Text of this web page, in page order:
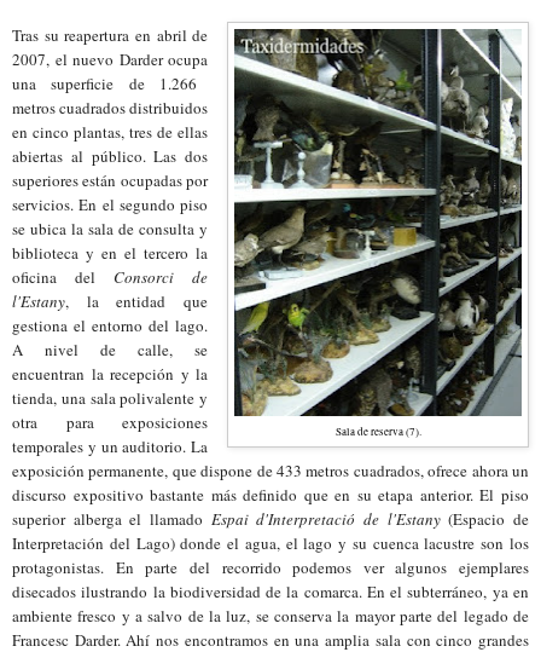
Sala de reserva (7).
Tras su reapertura en abril de
2007, el nuevo Darder ocupa
una superficie de1.266
metros cuadradosdistribuidos
encinco plantas, tres de ellas
abiertas al público.Las dos
superiores están ocupadas por
servicios. En el segundo piso
se ubica la sala de consulta y
biblioteca y en el tercerola
oficina delConsorci de
l'Estany, la entidad que
gestiona elentorno del lago.
Anivel de calle, se
encuentran la recepción y la
tienda, unasala polivalente y
otra para exposiciones
temporales y un auditorio. La
exposición permanente, que dispone de 433 metros cuadrados,ofrece ahora un
discurso expositivo bastante más definido que en su etapa anterior. El piso
superior alberga el llamado Espai d'Interpretació de l'Estany(Espacio de
Interpretación del Lago) donde el agua, el lago y su cuenca lacustre son los
protagonistas. En parte del recorrido podemos ver algunos ejemplares
disecadosilustrando labiodiversidad de la comarca. En elsubterráneo, ya en
ambientefresco y a salvo de la luz, se conserva la mayor parte del legado de
Francesc Darder. Ahínos encontramos en unaamplia sala con cinco grandes